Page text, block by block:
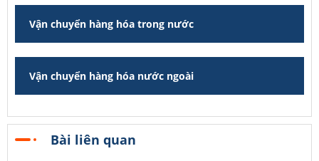
Vận chuyển hàng hóa trong nước
Vận chuyển hàng hóa nước ngoài
Bài liên quan